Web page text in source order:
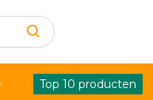
Top 10 producten